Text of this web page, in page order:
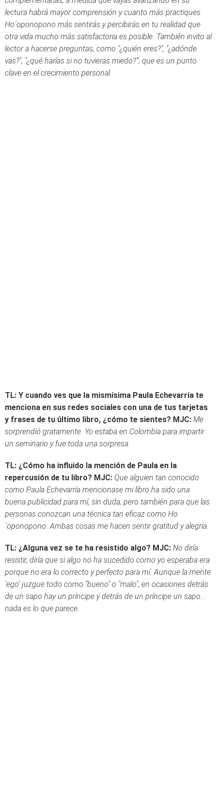
lectura habrá mayor comprensión y cuanto más practiques
Ho´oponopono más sentirás y percibirás en tu realidad que
otra vida mucho más satisfactoria es posible. También invito al
lector a hacerse preguntas, como "¿quién eres?", "¿adónde
vas?", "¿qué harías si no tuvieras miedo?”; que es un punto
clave en el crecimiento personal.
TL: Y cuando ves que la mismísima Paula Echevarría te
menciona en sus redes sociales con una de tus tarjetas
y frases de tu último libro, ¿cómo te sientes? MJC: Me
sorprendió gratamente. Yo estaba en Colombia para impartir
un seminario y fue toda una sorpresa.
TL: ¿Cómo ha influido la mención de Paula en la
repercusión de tu libro? MJC: Que alguien tan conocido
como Paula Echevarría mencionase mi libro ha sido una
buena publicidad para mí, sin duda, pero también para que las
personas conozcan una técnica tan eficaz como Ho
´oponopono. Ambas cosas me hacen sentir gratitud y alegría.
TL: ¿Alguna vez se te ha resistido algo? MJC: No diría
resistir, diría que si algo no ha sucedido como yo esperaba era
porque no era lo correcto y perfecto para mí. Aunque la mente
'ego' juzgue todo como "bueno" o "malo", en ocasiones detrás
de un sapo hay un príncipe y detrás de un príncipe un sapo...
nada es lo que parece.